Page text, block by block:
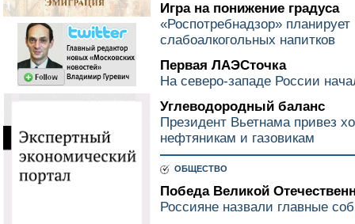
Игра на понижение градуса
«Роспотребнадзор»
слабоалкогольных напитков
Первая ЛАЭСточка
На северо-западе России
Углеводородный баланс
Президент Вьетнама привез
нефтяникам и газовикам
ОБЩЕСТВО
Победа Великой
Россияне назвали главные